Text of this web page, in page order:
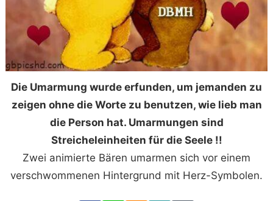
Die Umarmung wurde erfunden, um jemanden zu
zeigen ohne die Worte zu benutzen, wie lieb man
die Person hat. Umarmungen sind
Streicheleinheiten für die Seele !!
Zwei animierte Bären umarmen sich vor einem
verschwommenen Hintergrund mit Herz-Symbolen.